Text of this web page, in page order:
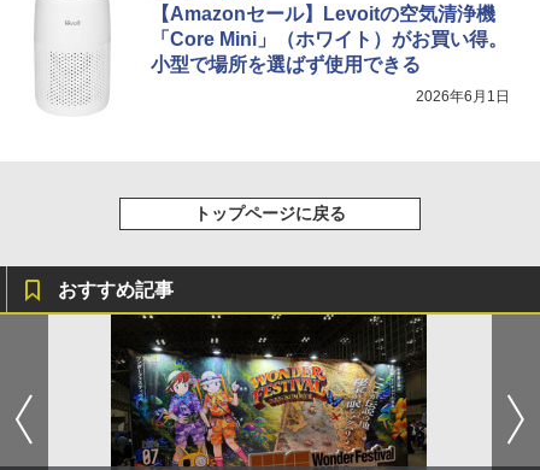
【Amazonセール】Levoitの空気清浄機
「Core Mini」（ホワイト）がお買い得。
小型で場所を選ばず使用できる
2026年6月1日
トップページに戻る
おすすめ記事